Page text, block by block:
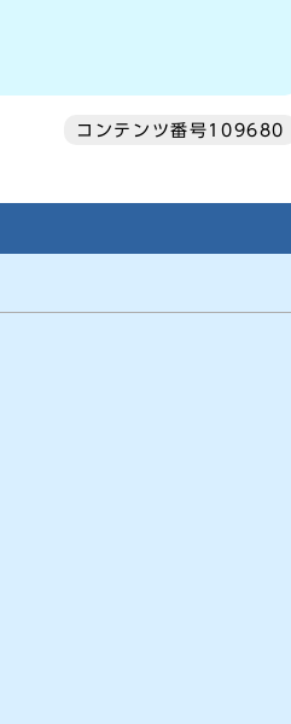
コンテンツ番号109680